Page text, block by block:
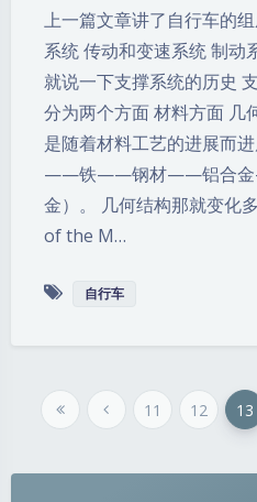
夜间模式
上一篇文章讲了自行车的
系统 传动和变速系统 制动
就说一下支撑系统的历史
分为两个方面 材料方面 几
是随着材料工艺的进展而
——铁——钢材——铝合金
金）。 几何结构那就变化
of the M…
自行车
11 12 13